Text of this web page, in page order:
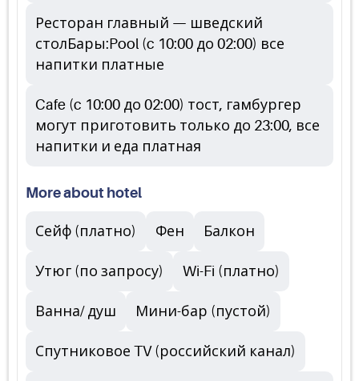
Ресторан главный — шведский
столБары:Pool (c 10:00 до 02:00) все
напитки платные
Cafe (c 10:00 до 02:00) тост, гамбургер
могут приготовить только до 23:00, все
напитки и еда платная
More about hotel
Сейф (платно) Фен Балкон
Утюг (по запросу) Wi-Fi (платно)
Ванна/ душ Мини-бар (пустой)
Спутниковое TV (российский канал)